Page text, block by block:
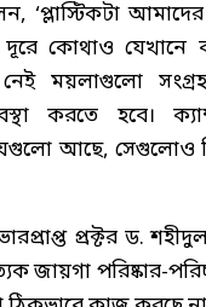
‘প্লাস্টিকটা
কোথাও যেখানে
ময়লাগুলো
করতে হবে।
আছে, সেগুলোও
প্রক্টর ড.
জায়গা পরিষ্কার-